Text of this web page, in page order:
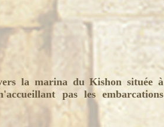
la marina du Kishon située à
pas les embarcations